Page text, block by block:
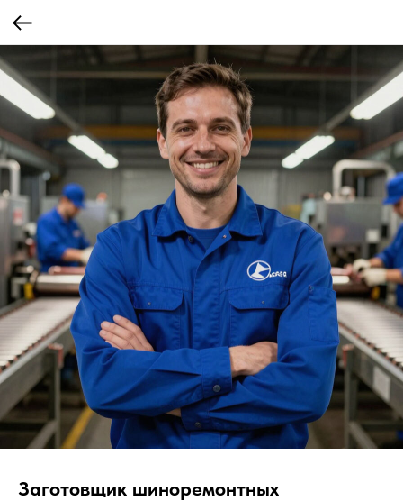
Заготовщик шиноремонтных